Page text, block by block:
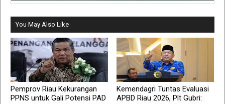
You May Also Like
Pemprov Riau Kekurangan
PPNS untuk Gali Potensi PAD
Kemendagri Tuntas Evaluasi
APBD Riau 2026, Plt Gubri: